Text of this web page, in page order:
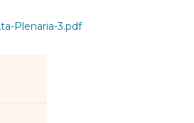
Plenaria-3.pdf